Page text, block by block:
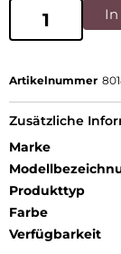
Artikelnummer
Zusätzliche
Marke
Produkttyp
Farbe
Verfügbarkeit